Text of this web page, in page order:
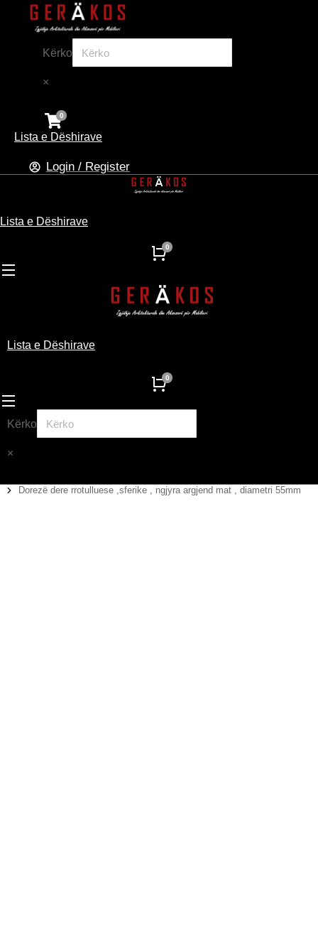
Kërko
×
Lista e Dëshirave
Login / Register
Lista e Dëshirave
Lista e Dëshirave
Kërko
×
You are here:
Dorezë dere rrotulluese ,sferike , ngjyra argjend mat , diametri 55mm